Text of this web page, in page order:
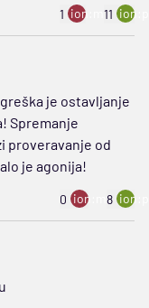
1 ion:minus
11
je ostavljanje
Spremanje
proveravanje od
je agonija!
0 ion:minus
8